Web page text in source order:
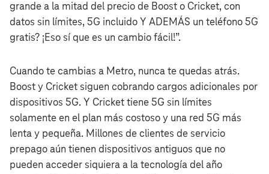
grande a la mitad del precio de Boost o Cricket, con
datos sin límites, 5G incluido Y ADEMÁS un teléfono 5G
gratis? ¡Eso sí que es un cambio fácil!”.
Cuando te cambias a Metro, nunca te quedas atrás.
Boost y Cricket siguen cobrando cargos adicionales por
dispositivos 5G. Y Cricket tiene 5G sin límites
solamente en el plan más costoso y una red 5G más
lenta y pequeña. Millones de clientes de servicio
prepago aún tienen dispositivos antiguos que no
pueden acceder siquiera a la tecnología del año